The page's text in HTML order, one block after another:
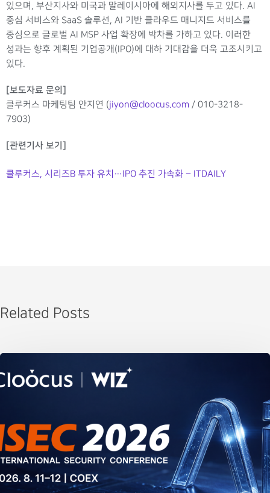
있으며, 부산지사와 미국과 말레이시아에 해외지사를 두고 있다. AI
중심 서비스와 SaaS 솔루션, AI 기반 클라우드 매니지드 서비스를
중심으로 글로벌 AI MSP 사업 확장에 박차를 가하고 있다. 이러한
성과는 향후 계획된 기업공개(IPO)에 대하 기대감을 더욱 고조시키고
있다.
[보도자료 문의]
클루커스 마케팅팀 안지연 (jiyon@cloocus.com / 010-3218-
7903)
[관련기사 보기]
클루커스, 시리즈B 투자 유치…IPO 추진 가속화 – ITDAILY
Related Posts